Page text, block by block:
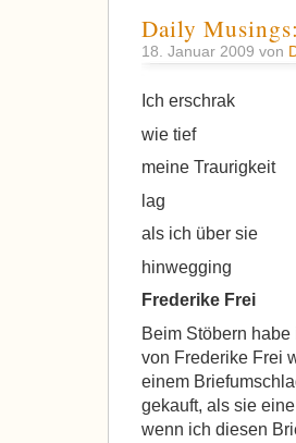
Daily
18. Januar 2009 von
Ich erschrak
wie tief
meine Traurigkeit
lag
als ich über sie
hinwegging
Frederike Frei
Beim Stöbern
von Frederike Frei
einem
gekauft, als sie
wenn ich diesen